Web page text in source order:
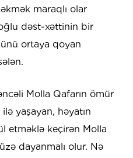
maraqlı olar
dəst-xəttinin bir
ortaya qoyan
Molla Qafarın ömür
yaşayan, həyatın
etməklə keçirən Molla
dayanmalı olur. Nə